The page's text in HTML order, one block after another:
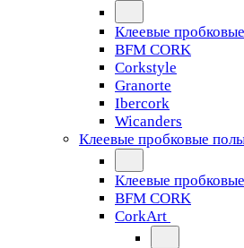
Клеевые
BFM CORK
Corkstyle
Granorte
Ibercork
Wicanders
Клеевые пробковые
Клеевые
BFM CORK
CorkArt